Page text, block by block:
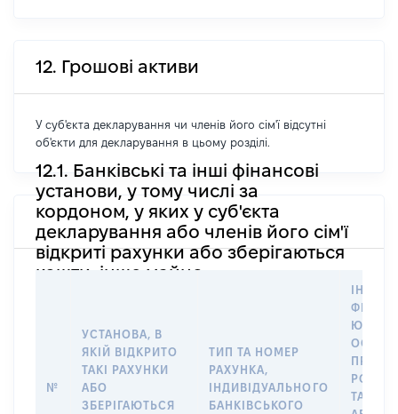
12. Грошові активи
У суб'єкта декларування чи членів його сім'ї відсутні
об'єкти для декларування в цьому розділі.
12.1. Банківські та інші фінансові
установи, у тому числі за
кордоном, у яких у суб'єкта
декларування або членів його сім'ї
відкриті рахунки або зберігаються
кошти, інше майно
№
УСТАНОВА, В
ЯКІЙ ВІДКРИТО
ТАКІ РАХУНКИ
АБО
ЗБЕРІГАЮТЬСЯ
ТИП ТА НОМЕР
РАХУНКА,
ІНДИВІДУАЛЬНОГО
БАНКІВСЬКОГО
ПРАВО
ТАКИМ